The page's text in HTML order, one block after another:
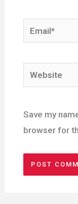
Email*
Website
Save my
browser for